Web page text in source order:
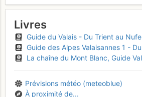
Livres
Guide du Valais - Du Trient au
Guide des Alpes Valaisannes 1 - Du
La chaîne du Mont Blanc, Guide Vallot : III - Aiguille Verte -
Prévisions météo (meteoblue)
À proximité de...